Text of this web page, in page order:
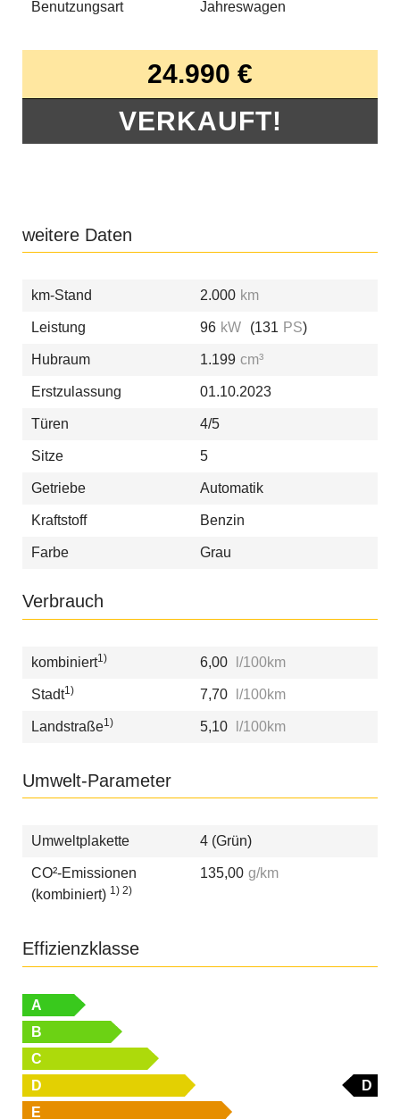
Benutzungsart Jahreswagen
24.990 €
VERKAUFT!
weitere Daten
km-Stand 2.000 km
Leistung 96 kW (131 PS)
Hubraum 1.199 cm³
Erstzulassung 01.10.2023
Türen 4/5
Sitze 5
Getriebe Automatik
Kraftstoff Benzin
Farbe Grau
Verbrauch
kombiniert1) 6,00 l/100km
Stadt1) 7,70 l/100km
Landstraße1) 5,10 l/100km
Umwelt-Parameter
Umweltplakette 4 (Grün)
CO²-Emissionen
(kombiniert) 1) 2)
135,00 g/km
Effizienzklasse
A
B
C
D
D
E